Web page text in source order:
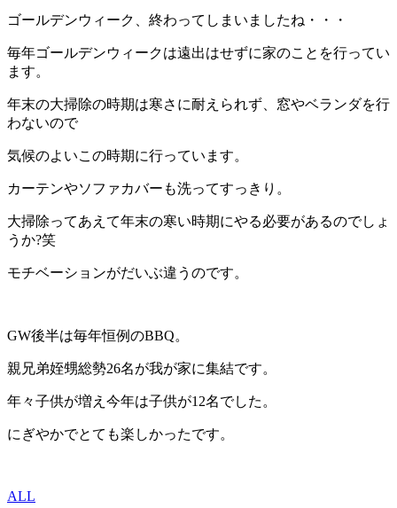
ゴールデンウィーク、終わってしまいましたね・・・
毎年ゴールデンウィークは遠出はせずに家のことを行ってい
ます。
年末の大掃除の時期は寒さに耐えられず、窓やベランダを行
わないので
気候のよいこの時期に行っています。
カーテンやソファカバーも洗ってすっきり。
大掃除ってあえて年末の寒い時期にやる必要があるのでしょ
うか?笑
モチベーションがだいぶ違うのです。
GW後半は毎年恒例のBBQ。
親兄弟姪甥総勢26名が我が家に集結です。
年々子供が増え今年は子供が12名でした。
にぎやかでとても楽しかったです。
ALL